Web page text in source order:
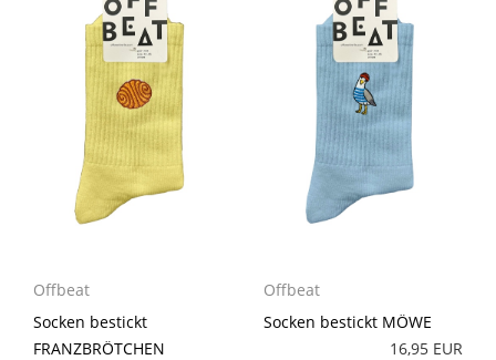
Offbeat
Socken bestickt
FRANZBRÖTCHEN
Offbeat
Socken bestickt MÖWE
16,95 EUR